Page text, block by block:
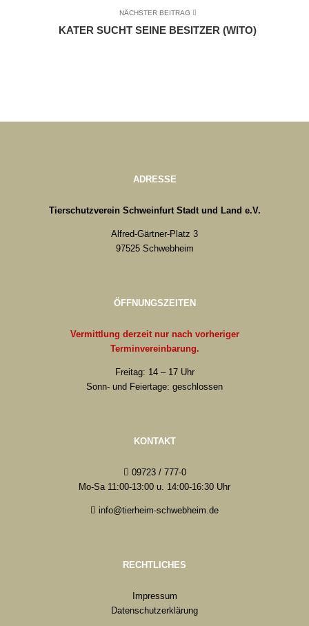
NÄCHSTER BEITRAG
KATER SUCHT SEINE BESITZER (WITO)
ADRESSE
Tierschutzverein Schweinfurt Stadt und Land e.V.
Alfred-Gärtner-Platz 3
97525 Schwebheim
ÖFFNUNGSZEITEN
Vermittlung derzeit nur nach vorheriger
Terminvereinbarung.
Freitag: 14 – 17 Uhr
Sonn- und Feiertage: geschlossen
KONTAKT
09723 / 777-0
Mo-Sa 11:00-13:00 u. 14:00-16:30 Uhr
info@tierheim-schwebheim.de
RECHTLICHES
Impressum
Datenschutzerklärung